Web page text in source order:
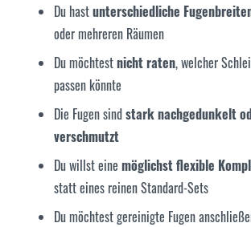
Du hastunterschiedliche
oder mehreren Räumen
Du möchtestnicht raten, welcher
passen könnte
Die Fugen sindstark nachgedunkelt
verschmutzt
Du willst einemöglichst flexible
statt eines reinen Standard-Sets
Du möchtest gereinigte Fugen